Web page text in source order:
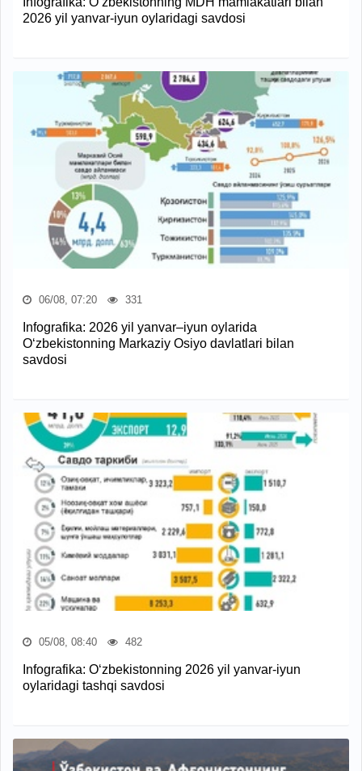
2026 yil yanvar-iyun oylaridagi savdosi
06/08, 07:20 331
Infografika: 2026 yil yanvar–iyun oylarida
O‘zbekistonning Markaziy Osiyo davlatlari bilan
savdosi
05/08, 08:40 482
Infografika: O‘zbekistonning 2026 yil yanvar-iyun
oylaridagi tashqi savdosi